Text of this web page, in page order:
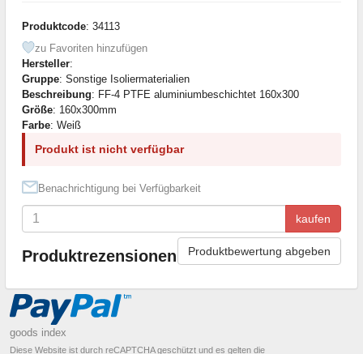
Produktcode: 34113
zu Favoriten hinzufügen
Hersteller:
Gruppe: Sonstige Isoliermaterialien
Beschreibung: FF-4 PTFE aluminiumbeschichtet 160x300
Größe: 160x300mm
Farbe: Weiß
Produkt ist nicht verfügbar
Benachrichtigung bei Verfügbarkeit
kaufen
Produktrezensionen Produktbewertung abgeben
goods index
Diese Website ist durch reCAPTCHA geschützt und es gelten die